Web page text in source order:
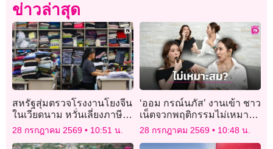
ข่าวล่าสุด
สหรัฐสุ่มตรวจโรงงานโยงจีน
ในเวียดนาม หวั่นเลี่ยงภาษี-
ส่งสินค้าผ่านแดน
28 กรกฎาคม 2569 10:51 น.
‘ออม กรณ์นภัส’ งานเข้า ชาว
เน็ตจวกพฤติกรรมไม่เหมาะ
สม หลังอม-บูสต์ไมค์กลาง
ไลฟ์คู่ ‘กิ๊ก สุวัจนี’!
28 กรกฎาคม 2569 10:48 น.